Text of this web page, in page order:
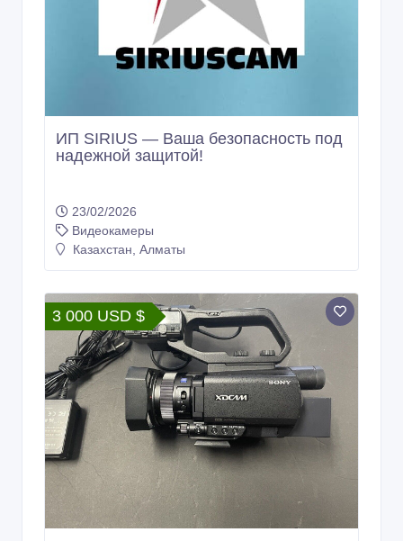
ИП SIRIUS — Вaшa безопасность под
надежной защитой!
23/02/2026
Видеокамеры
Казахстан, Алматы
3 000 USD $